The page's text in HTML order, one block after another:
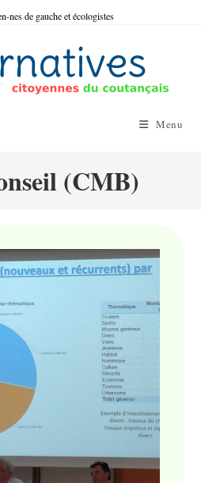
nes de gauche et écologistes
Menu
(CMB)